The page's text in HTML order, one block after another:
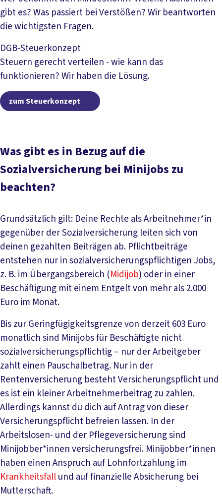
gibt es? Was passiert bei Verstößen? Wir beantworten
die wichtigsten Fragen.
Mindestlohn
DGB-Steuerkonzept
Steuern gerecht verteilen - wie kann das
funktionieren? Wir haben die Lösung.
zum Steuerkonzept zum Steuerkonzept
Was gibt es in Bezug auf die
Sozialversicherung bei Minijobs zu
beachten?
Grundsätzlich gilt: Deine Rechte als Arbeitnehmer*in
gegenüber der Sozialversicherung leiten sich von
deinen gezahlten Beiträgen ab. Pflichtbeiträge
entstehen nur in sozialversicherungspflichtigen Jobs,
z. B. im Übergangsbereich (Midijob) oder in einer
Beschäftigung mit einem Entgelt von mehr als 2.000
Euro im Monat.
Bis zur Geringfügigkeitsgrenze von derzeit 603 Euro
monatlich sind Minijobs für Beschäftigte nicht
sozialversicherungspflichtig – nur der Arbeitgeber
zahlt einen Pauschalbetrag. Nur in der
Rentenversicherung besteht Versicherungspflicht und
es ist ein kleiner Arbeitnehmerbeitrag zu zahlen.
Allerdings kannst du dich auf Antrag von dieser
Versicherungspflicht befreien lassen. In der
Arbeitslosen- und der Pflegeversicherung sind
Minijobber*innen versicherungsfrei. Minijobber*innen
haben einen Anspruch auf Lohnfortzahlung im
Krankheitsfallund auf finanzielle Absicherung bei
Mutterschaft.